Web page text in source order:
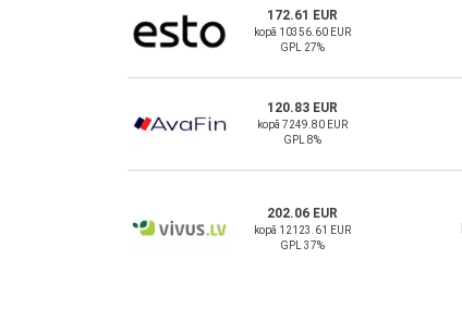
172.61 EUR
kopā 10356.60 EUR
GPL 27%
120.83 EUR
kopā 7249.80 EUR
GPL 8%
202.06 EUR
kopā 12123.61 EUR
GPL 37%